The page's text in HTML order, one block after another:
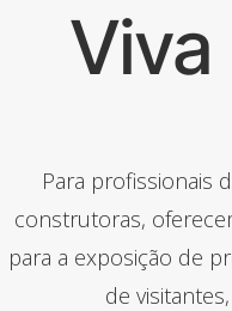
Viva
Para profissionais
construtoras,
para a exposição de
de